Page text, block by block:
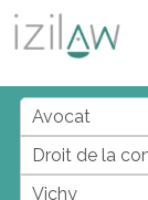
jdadi
fl